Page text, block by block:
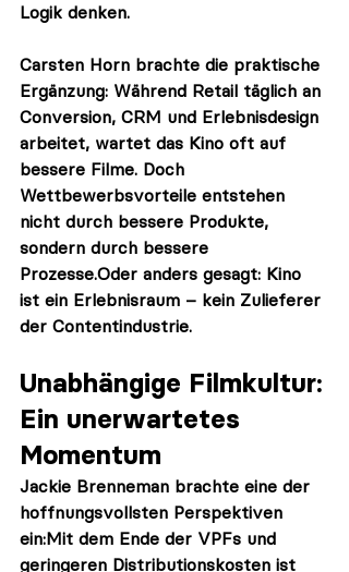
Logik denken.
Carsten Horn brachte die praktische
Ergänzung: Während Retail täglich an
Conversion, CRM und Erlebnisdesign
arbeitet, wartet das Kino oft auf
bessere Filme. Doch
Wettbewerbsvorteile entstehen
nicht durch bessere Produkte,
sondern durch bessere
Prozesse.Oder anders gesagt: Kino
ist ein Erlebnisraum – kein Zulieferer
der Contentindustrie.
Unabhängige Filmkultur:
Ein unerwartetes
Momentum
Jackie Brenneman brachte eine der
hoffnungsvollsten Perspektiven
ein:Mit dem Ende der VPFs und
geringeren Distributionskosten ist